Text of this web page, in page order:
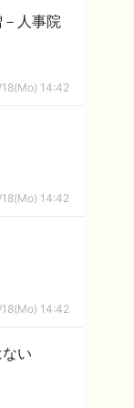
人事院
14:42
14:42
14:42
い